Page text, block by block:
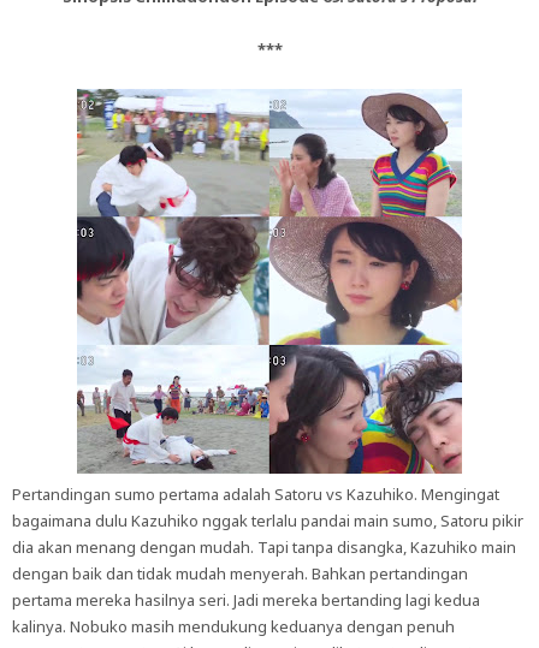
***
Pertandingan sumo pertama adalah Satoru vs Kazuhiko. Mengingat
bagaimana dulu Kazuhiko nggak terlalu pandai main sumo, Satoru pikir
dia akan menang dengan mudah. Tapi tanpa disangka, Kazuhiko main
dengan baik dan tidak mudah menyerah. Bahkan pertandingan
pertama mereka hasilnya seri. Jadi mereka bertanding lagi kedua
kalinya. Nobuko masih mendukung keduanya dengan penuh